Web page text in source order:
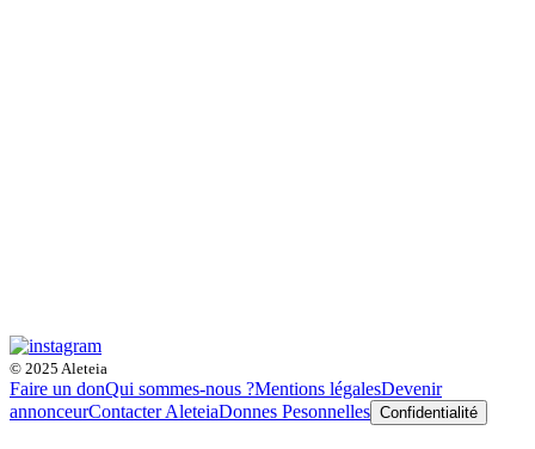
© 2025 Aleteia
Faire un donQui sommes-nous ?Mentions légalesDevenir
annonceurContacter AleteiaDonnes Pesonnelles Confidentialité